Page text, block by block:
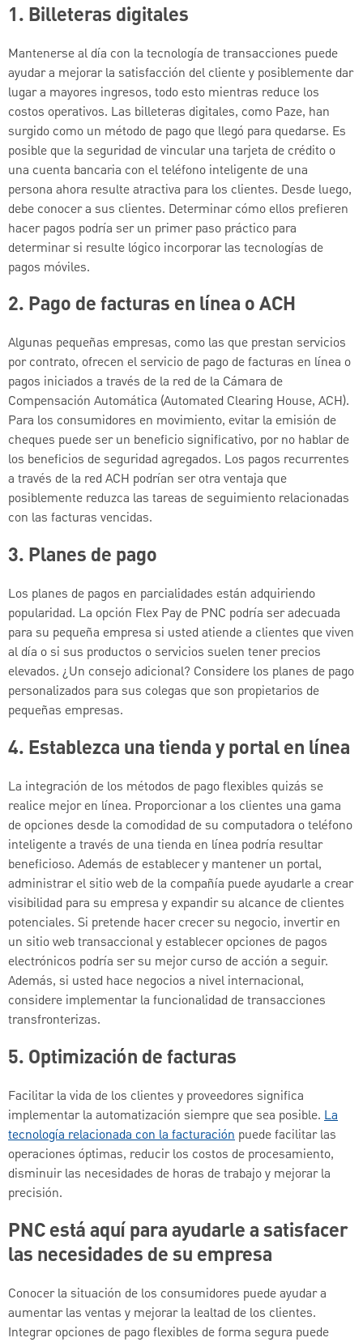
1. Billeteras digitales
Mantenerse al día con la tecnología de transacciones puede
ayudar a mejorar la satisfacción del cliente y posiblemente dar
lugar a mayores ingresos, todo esto mientras reduce los
costos operativos. Las billeteras digitales, como Paze, han
surgido como un método de pago que llegó para quedarse. Es
posible que la seguridad de vincular una tarjeta de crédito o
una cuenta bancaria con el teléfono inteligente de una
persona ahora resulte atractiva para los clientes. Desde luego,
debe conocer a sus clientes. Determinar cómo ellos prefieren
hacer pagos podría ser un primer paso práctico para
determinar si resulte lógico incorporar las tecnologías de
pagos móviles.
2. Pago de facturas en línea o ACH
Algunas pequeñas empresas, como las que prestan servicios
por contrato, ofrecen el servicio de pago de facturas en línea o
pagos iniciados a través de la red de la Cámara de
Compensación Automática (Automated Clearing House, ACH).
Para los consumidores en movimiento, evitar la emisión de
cheques puede ser un beneficio significativo, por no hablar de
los beneficios de seguridad agregados. Los pagos recurrentes
a través de la red ACH podrían ser otra ventaja que
posiblemente reduzca las tareas de seguimiento relacionadas
con las facturas vencidas.
3. Planes de pago
Los planes de pagos en parcialidades están adquiriendo
popularidad. La opción Flex Pay de PNC podría ser adecuada
para su pequeña empresa si usted atiende a clientes que viven
al día o si sus productos o servicios suelen tener precios
elevados. ¿Un consejo adicional? Considere los planes de pago
personalizados para sus colegas que son propietarios de
pequeñas empresas.
4. Establezca una tienda y portal en línea
La integración de los métodos de pago flexibles quizás se
realice mejor en línea. Proporcionar a los clientes una gama
de opciones desde la comodidad de su computadora o teléfono
inteligente a través de una tienda en línea podría resultar
beneficioso. Además de establecer y mantener un portal,
administrar el sitio web de la compañía puede ayudarle a crear
visibilidad para su empresa y expandir su alcance de clientes
potenciales. Si pretende hacer crecer su negocio, invertir en
un sitio web transaccional y establecer opciones de pagos
electrónicos podría ser su mejor curso de acción a seguir.
Además, si usted hace negocios a nivel internacional,
considere implementar la funcionalidad de transacciones
transfronterizas.
5. Optimización de facturas
Facilitar la vida de los clientes y proveedores significa
implementar la automatización siempre que sea posible. La
tecnología relacionada con la facturación puede facilitar las
operaciones óptimas, reducir los costos de procesamiento,
disminuir las necesidades de horas de trabajo y mejorar la
precisión.
PNC está aquí para ayudarle a satisfacer
las necesidades de su empresa
Conocer la situación de los consumidores puede ayudar a
aumentar las ventas y mejorar la lealtad de los clientes.
Integrar opciones de pago flexibles de forma segura puede